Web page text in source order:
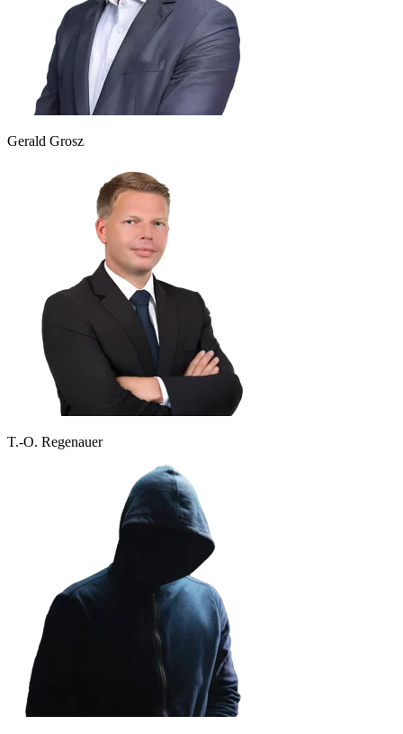
Gerald Grosz
T.-O. Regenauer